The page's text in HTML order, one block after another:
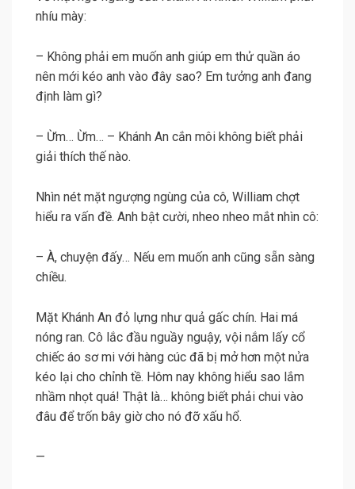
nhíu mày:
– Không phải em muốn anh giúp em thử quần áo
nên mới kéo anh vào đây sao? Em tưởng anh đang
định làm gì?
– Ừm… Ừm… – Khánh An cắn môi không biết phải
giải thích thế nào.
Nhìn nét mặt ngượng ngùng của cô, William chợt
hiểu ra vấn đề. Anh bật cười, nheo nheo mắt nhìn cô:
– À, chuyện đấy… Nếu em muốn anh cũng sẵn sàng
chiều.
Mặt Khánh An đỏ lựng như quả gấc chín. Hai má
nóng ran. Cô lắc đầu nguầy nguậy, vội nắm lấy cổ
chiếc áo sơ mi với hàng cúc đã bị mở hơn một nửa
kéo lại cho chỉnh tề. Hôm nay không hiểu sao lắm
nhầm nhọt quá! Thật là… không biết phải chui vào
đâu để trốn bây giờ cho nó đỡ xấu hổ.
—